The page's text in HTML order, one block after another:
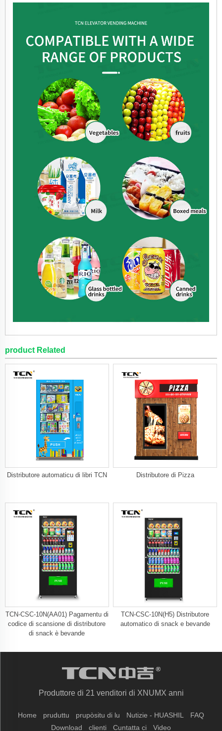
product Related
Distributore automaticu di libri TCN Distributore di Pizza
TCN-CSC-10N(AA01) Pagamentu di
codice di scansione di distributore
di snack è bevande
TCN-CSC-10N(H5) Distributore
automatico di snack e bevande
Produttore di 21 venditori di XNUMX anni
Home pruduttu prupòsitu di lu Nutizie - HUASHIL
FAQ
Download
clienti Cuntatta ci Video